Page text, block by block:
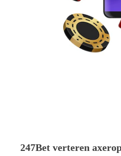
247Bet verteren